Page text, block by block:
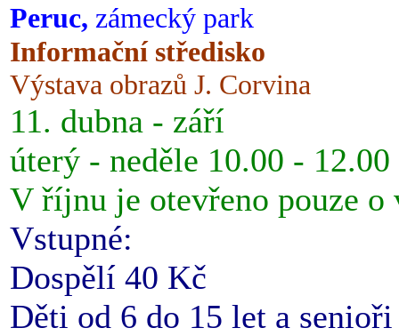
Peruc, zámecký park
Informační středisko
Výstava obrazů J. Corvina
11. dubna - září
úterý - neděle 10.00 -
V říjnu je otevřeno pouze o
Vstupné:
Dospělí 40 Kč
Děti od 6 do 15 let a